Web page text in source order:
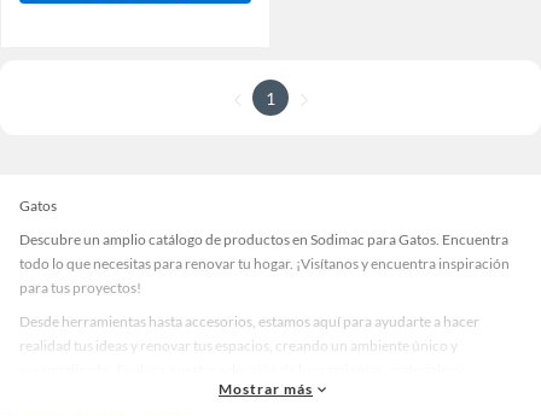
1
Gatos
Descubre un amplio catálogo de productos en Sodimac para Gatos. Encuentra
todo lo que necesitas para renovar tu hogar. ¡Visítanos y encuentra inspiración
para tus proyectos!
Desde herramientas hasta accesorios, estamos aquí para ayudarte a hacer
realidad tus ideas y renovar tus espacios, creando un ambiente único y
accesorios de calidad que te ayudarán a crear un espacio más tú.
Mostrar más